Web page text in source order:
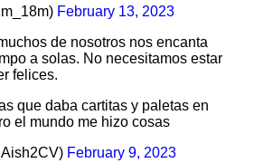
February 13, 2023
de nosotros nos encanta
a solas. No necesitamos estar
felices.
que daba cartitas y paletas en
el mundo me hizo cosas
February 9, 2023